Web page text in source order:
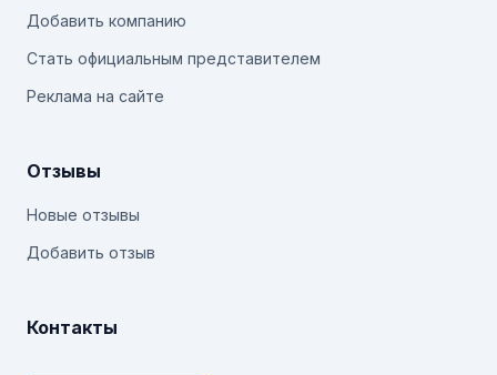
Добавить компанию
Стать официальным представителем
Реклама на сайте
Отзывы
Новые отзывы
Добавить отзыв
Контакты